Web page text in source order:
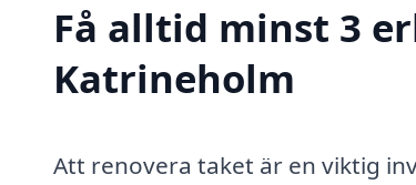
Få alltid minst 3
Katrineholm
Att renovera taket är en viktig